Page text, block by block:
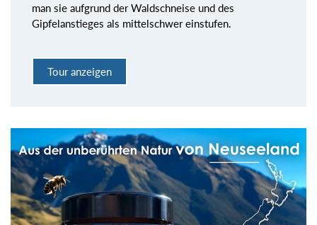
man sie aufgrund der Waldschneise und des
Gipfelanstieges als mittelschwer einstufen.
Tour anzeigen